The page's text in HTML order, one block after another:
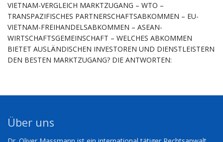
VIETNAM-VERGLEICH MARKTZUGANG – WTO –
TRANSPAZIFISCHES PARTNERSCHAFTSABKOMMEN – EU-
VIETNAM-FREIHANDELSABKOMMEN – ASEAN-
WIRTSCHAFTSGEMEINSCHAFT – WELCHES ABKOMMEN
BIETET AUSLÄNDISCHEN INVESTOREN UND DIENSTLEISTERN
DEN BESTEN MARKTZUGANG? DIE ANTWORTEN:
Über uns